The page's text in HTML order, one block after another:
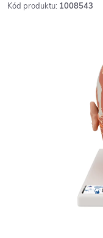
Kód produktu: 1008543